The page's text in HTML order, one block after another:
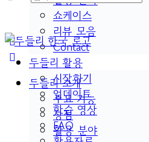
쇼케이스
리뷰 모음
Contact
두들리 활용
시작하기
업데이트
학습 영상
FAQ
두들리 소개
주요 기능
장점
활용 분야